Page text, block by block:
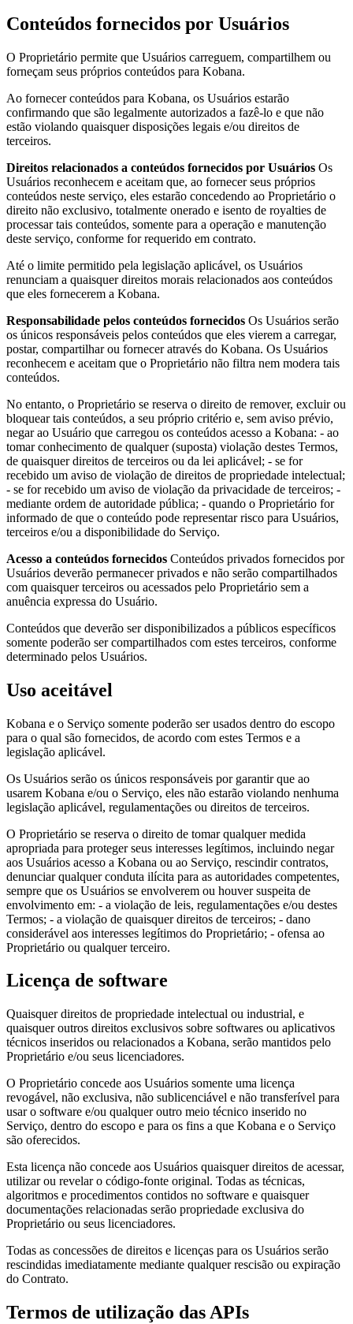
Conteúdos fornecidos por Usuários
O Proprietário permite que Usuários carreguem, compartilhem ou
forneçam seus próprios conteúdos para Kobana.
Ao fornecer conteúdos para Kobana, os Usuários estarão
confirmando que são legalmente autorizados a fazê-lo e que não
estão violando quaisquer disposições legais e/ou direitos de
terceiros.
Direitos relacionados a conteúdos fornecidos por Usuários Os
Usuários reconhecem e aceitam que, ao fornecer seus próprios
conteúdos neste serviço, eles estarão concedendo ao Proprietário o
direito não exclusivo, totalmente onerado e isento de royalties de
processar tais conteúdos, somente para a operação e manutenção
deste serviço, conforme for requerido em contrato.
Até o limite permitido pela legislação aplicável, os Usuários
renunciam a quaisquer direitos morais relacionados aos conteúdos
que eles fornecerem a Kobana.
Responsabilidade pelos conteúdos fornecidos Os Usuários serão
os únicos responsáveis pelos conteúdos que eles vierem a carregar,
postar, compartilhar ou fornecer através do Kobana. Os Usuários
reconhecem e aceitam que o Proprietário não filtra nem modera tais
conteúdos.
No entanto, o Proprietário se reserva o direito de remover, excluir ou
bloquear tais conteúdos, a seu próprio critério e, sem aviso prévio,
negar ao Usuário que carregou os conteúdos acesso a Kobana: - ao
tomar conhecimento de qualquer (suposta) violação destes Termos,
de quaisquer direitos de terceiros ou da lei aplicável; - se for
recebido um aviso de violação de direitos de propriedade intelectual;
- se for recebido um aviso de violação da privacidade de terceiros; -
mediante ordem de autoridade pública; - quando o Proprietário for
informado de que o conteúdo pode representar risco para Usuários,
terceiros e/ou a disponibilidade do Serviço.
Acesso a conteúdos fornecidos Conteúdos privados fornecidos por
Usuários deverão permanecer privados e não serão compartilhados
com quaisquer terceiros ou acessados pelo Proprietário sem a
anuência expressa do Usuário.
Conteúdos que deverão ser disponibilizados a públicos específicos
somente poderão ser compartilhados com estes terceiros, conforme
determinado pelos Usuários.
Uso aceitável
Kobana e o Serviço somente poderão ser usados dentro do escopo
para o qual são fornecidos, de acordo com estes Termos e a
legislação aplicável.
Os Usuários serão os únicos responsáveis por garantir que ao
usarem Kobana e/ou o Serviço, eles não estarão violando nenhuma
legislação aplicável, regulamentações ou direitos de terceiros.
O Proprietário se reserva o direito de tomar qualquer medida
apropriada para proteger seus interesses legítimos, incluindo negar
aos Usuários acesso a Kobana ou ao Serviço, rescindir contratos,
denunciar qualquer conduta ilícita para as autoridades competentes,
sempre que os Usuários se envolverem ou houver suspeita de
envolvimento em: - a violação de leis, regulamentações e/ou destes
Termos; - a violação de quaisquer direitos de terceiros; - dano
considerável aos interesses legítimos do Proprietário; - ofensa ao
Proprietário ou qualquer terceiro.
Licença de software
Quaisquer direitos de propriedade intelectual ou industrial, e
quaisquer outros direitos exclusivos sobre softwares ou aplicativos
técnicos inseridos ou relacionados a Kobana, serão mantidos pelo
Proprietário e/ou seus licenciadores.
O Proprietário concede aos Usuários somente uma licença
revogável, não exclusiva, não sublicenciável e não transferível para
usar o software e/ou qualquer outro meio técnico inserido no
Serviço, dentro do escopo e para os fins a que Kobana e o Serviço
são oferecidos.
Esta licença não concede aos Usuários quaisquer direitos de acessar,
utilizar ou revelar o código-fonte original. Todas as técnicas,
algoritmos e procedimentos contidos no software e quaisquer
documentações relacionadas serão propriedade exclusiva do
Proprietário ou seus licenciadores.
Todas as concessões de direitos e licenças para os Usuários serão
rescindidas imediatamente mediante qualquer rescisão ou expiração
do Contrato.
Termos de utilização das APIs